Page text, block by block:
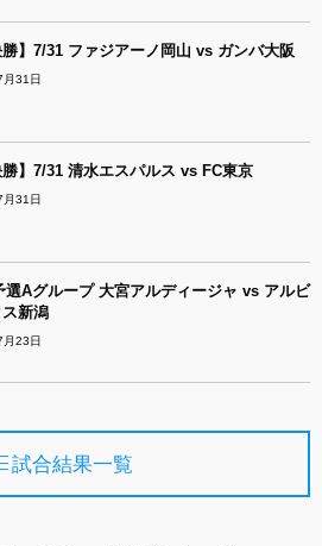
勝】7/31 ファジアーノ岡山 vs ガンバ大阪
31日
勝】7/31 清水エスパルス vs FC東京
31日
選Aグループ 大宮アルディージャ vs アルビ
ス新潟
23日
試合結果一覧